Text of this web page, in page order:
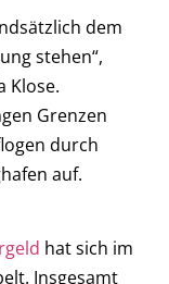
dem
stehen“,
Klose.
Grenzen
durch
auf.
hat sich im
Insgesamt